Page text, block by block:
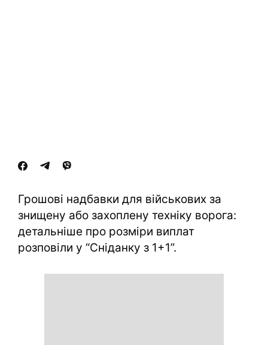
Грошові надбавки для військових за
знищену або захоплену техніку ворога:
детальніше про розміри виплат
розповіли у “Сніданку з 1+1”.